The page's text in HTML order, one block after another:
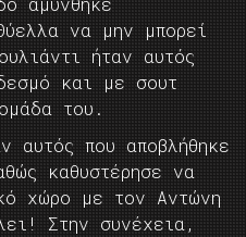
να μην μπορεί
ήταν αυτός
και με σουτ
του.
αυτός που αποβλήθηκε
καθυστέρησε να
χώρο με τον Αντώνη
Στην συνέχεια,